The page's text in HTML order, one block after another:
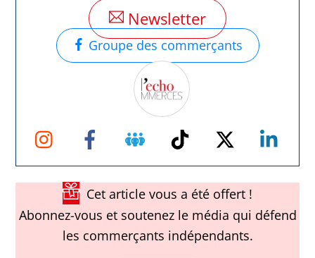
Newsletter
Groupe des commerçants
Instagram Facebook Groupe
Facebook
TikTok Twitter
Cet article vous a été offert !
Abonnez-vous et soutenez le média qui défend
les commerçants indépendants.